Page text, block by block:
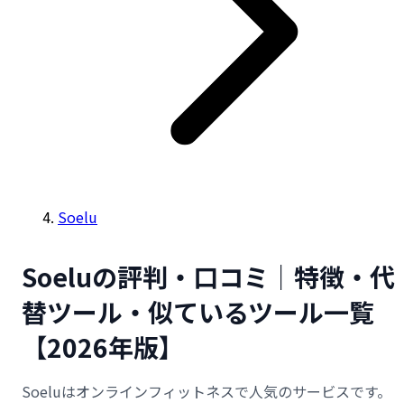
Soelu
Soeluの評判・口コミ｜特徴・代
替ツール・似ているツール一覧
【2026年版】
Soeluはオンラインフィットネスで人気のサービスです。